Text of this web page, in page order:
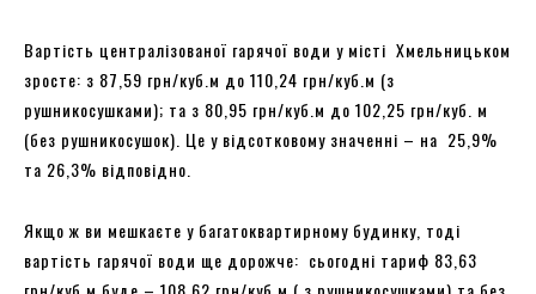
Вартість централізованої гарячої води у місті Хмельницьком
зросте: з 87,59 грн/куб.м до 110,24 грн/куб.м (з
рушникосушками); та з 80,95 грн/куб.м до 102,25 грн/куб. м
(без рушникосушок). Це у відсотковому значенні – на 25,9%
та 26,3% відповідно.
Якщо ж ви мешкаєте у багатоквартирному будинку, тоді
вартість гарячої води ще дорожче: сьогодні тариф 83,63